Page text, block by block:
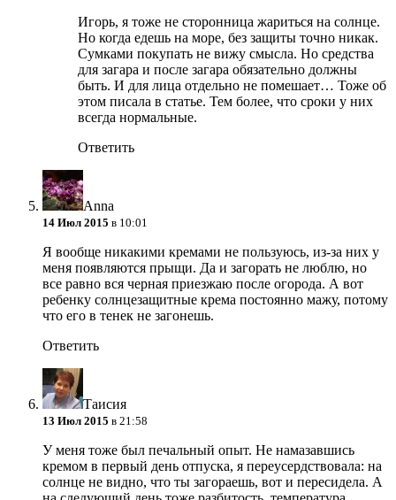
Игорь, я тоже не сторонница жариться на солнце.
Но когда едешь на море, без защиты точно никак.
Сумками покупать не вижу смысла. Но средства
для загара и после загара обязательно должны
быть. И для лица отдельно не помешает… Тоже об
этом писала в статье. Тем более, что сроки у них
всегда нормальные.
Ответить
Anna
14 Июл 2015 в 10:01
Я вообще никакими кремами не пользуюсь, из-за них у
меня появляются прыщи. Да и загорать не люблю, но
все равно вся черная приезжаю после огорода. А вот
ребенку солнцезащитные крема постоянно мажу, потому
что его в тенек не загонешь.
Ответить
Таисия
13 Июл 2015 в 21:58
У меня тоже был печальный опыт. Не намазавшись
кремом в первый день отпуска, я переусердствовала: на
солнце не видно, что ты загораешь, вот и пересидела. А